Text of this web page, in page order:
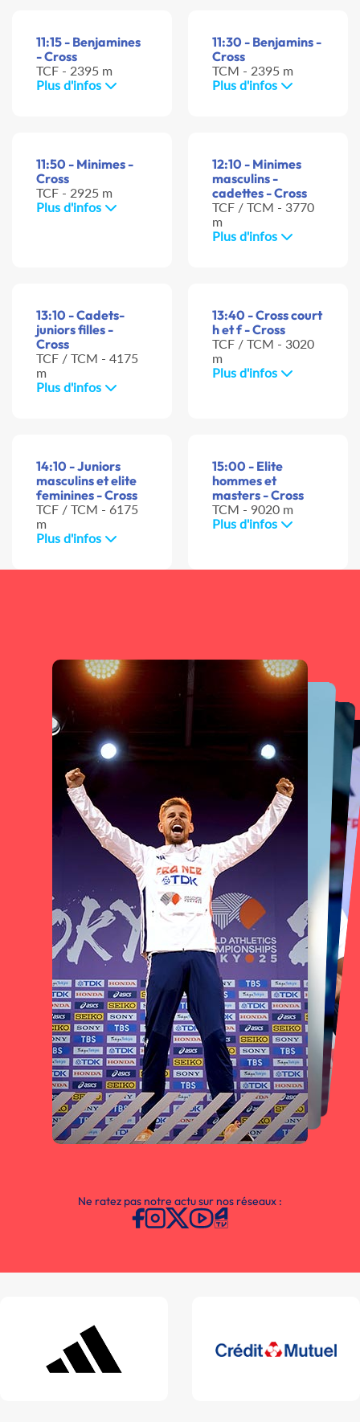
11:15 - Benjamines
- Cross
TCF - 2395 m
Plus d'infos
11:30 - Benjamins -
Cross
TCM - 2395 m
Plus d'infos
11:50 - Minimes -
Cross
TCF - 2925 m
Plus d'infos
12:10 - Minimes
masculins -
cadettes - Cross
TCF / TCM - 3770
m
Plus d'infos
13:10 - Cadets-
juniors filles -
Cross
TCF / TCM - 4175
m
Plus d'infos
13:40 - Cross court
h et f - Cross
TCF / TCM - 3020
m
Plus d'infos
14:10 - Juniors
masculins et elite
feminines - Cross
TCF / TCM - 6175
m
Plus d'infos
15:00 - Elite
hommes et
masters - Cross
TCM - 9020 m
Plus d'infos
Ne ratez pas notre actu sur nos réseaux :